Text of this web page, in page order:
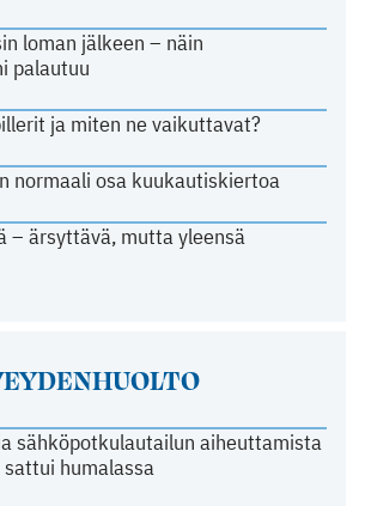
loman jälkeen – näin
palautuu
ja miten ne vaikuttavat?
normaali osa kuukautiskiertoa
– ärsyttävä, mutta yleensä
sähköpotkulautailun aiheuttamista
humalassa